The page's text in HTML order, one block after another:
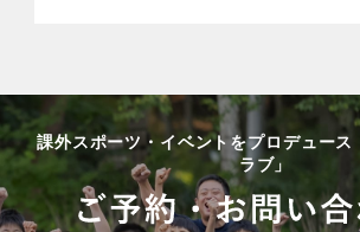
課外スポーツ・イベントをプロデュース
ラブ」